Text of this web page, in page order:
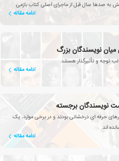
به صدها سال قبل از ماجرای اصلی کتاب بازمی
ادامه مقاله
نویسندگان بزرگ
توجه و تأثیرگذار هستند.
ادامه مقاله
نویسندگان برجسته
حرفه ایِ درخشانی بودند و در برخی موارد، یک
اند.
ادامه مقاله